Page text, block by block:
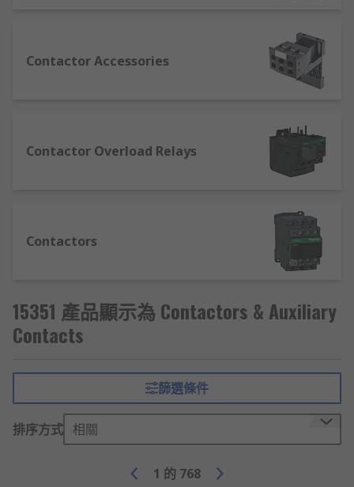
Electric, ABB, Eaton, Allen Bradley and our own
RS PRO range.
Contactors are similar to relays in that they
behave like remote switches, but are designed
position and are generally larger in size. Though
most contactors provide the same switching
function, they are typically configured for specific
Whether you require a contactor for a starter
motor or as part of a more complex power control
to consider when making your selection.
Variables such as the AC number, coil voltage and
power ratings will all have to be considered to be
sure that the contactor is compatible with the
check if the contactor is certified with
Contactor Accessories
Contactor Overload Relays
Contactors
15351 產品顯示為 Contactors & Auxiliary
Contacts
篩選條件
排序方式 相關
1 的 768